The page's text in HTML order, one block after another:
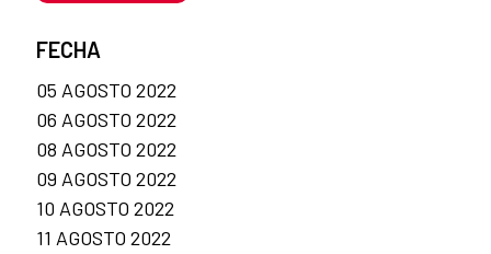
FECHA
05 AGOSTO 2022
06 AGOSTO 2022
08 AGOSTO 2022
09 AGOSTO 2022
10 AGOSTO 2022
11 AGOSTO 2022